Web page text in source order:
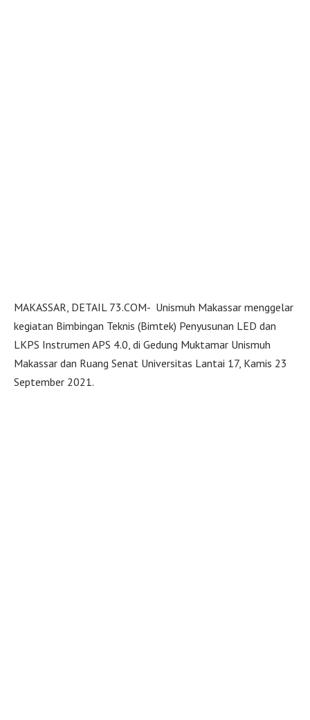
MAKASSAR, DETAIL 73.COM- Unismuh Makassar menggelar
kegiatan Bimbingan Teknis (Bimtek) Penyusunan LED dan
LKPS Instrumen APS 4.0, di Gedung Muktamar Unismuh
Makassar dan Ruang Senat Universitas Lantai 17, Kamis 23
September 2021.